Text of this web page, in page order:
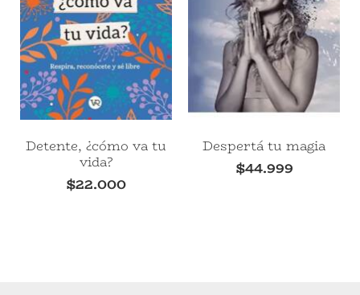
Detente, ¿cómo va tu
vida?
$22.000
Despertá tu magia
$44.999